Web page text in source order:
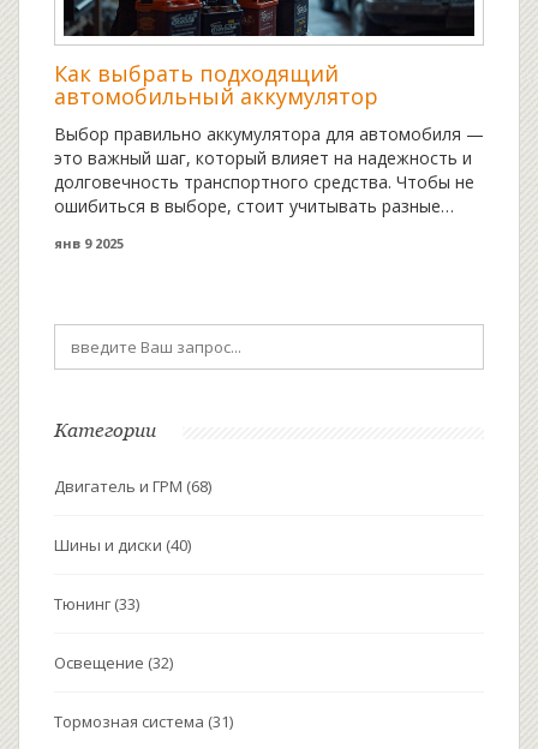
Как выбрать подходящий
автомобильный аккумулятор
Выбор правильно аккумулятора для автомобиля —
это важный шаг, который влияет на надежность и
долговечность транспортного средства. Чтобы не
ошибиться в выборе, стоит учитывать разные
текущие условия эксплуатации. Также нелишним
стать решающим фактором. В этой статье мы
подробно разберем, на что обратить внимание
при покупке и использовании аккумулятора.
янв 9 2025
Категории
Двигатель и ГРМ (68)
Шины и диски (40)
Тюнинг (33)
Освещение (32)
Тормозная система (31)